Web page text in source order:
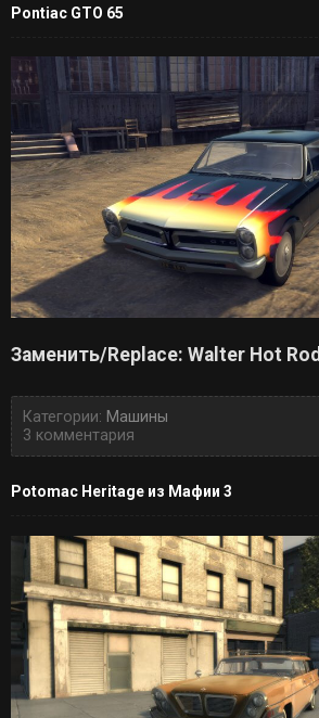
Pontiac GTO 65
Заменить/Replace: Walter Hot Rod
Категории: Машины
3 комментария
Potomac Heritage из Мафии 3